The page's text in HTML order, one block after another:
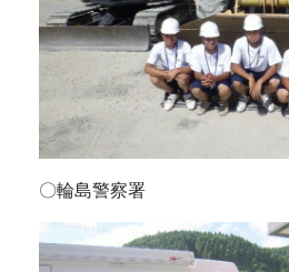
〇輪島警察署